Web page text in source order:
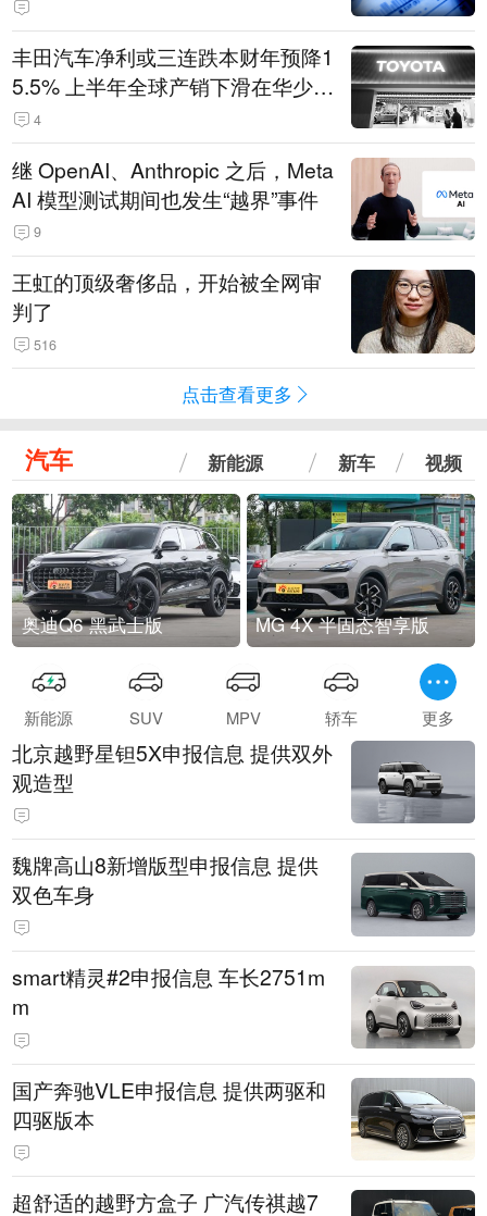
丰田汽车净利或三连跌本财年预降1
5.5% 上半年全球产销下滑在华少卖
14.3万辆
4
继 OpenAI、Anthropic 之后，Meta
AI 模型测试期间也发生“越界”事件
9
王虹的顶级奢侈品，开始被全网审
判了
516
点击查看更多
汽车 新能源 新车 视频
奥迪Q6 黑武士版 MG 4X 半固态智享版
新能源 SUV MPV 轿车 更多
北京越野星钽5X申报信息 提供双外
观造型
魏牌高山8新增版型申报信息 提供
双色车身
smart精灵#2申报信息 车长2751m
m
国产奔驰VLE申报信息 提供两驱和
四驱版本
超舒适的越野方盒子 广汽传祺越7